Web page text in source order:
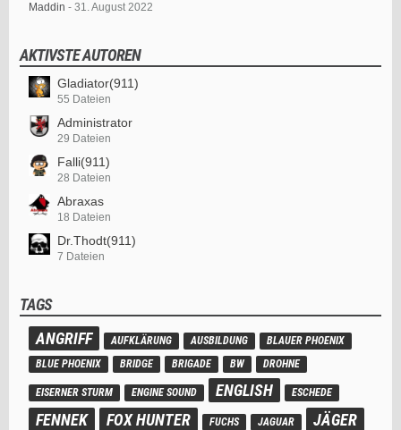
Maddin - 31. August 2022
AKTIVSTE AUTOREN
Gladiator(911)
55 Dateien
Administrator
29 Dateien
Falli(911)
28 Dateien
Abraxas
18 Dateien
Dr.Thodt(911)
7 Dateien
TAGS
ANGRIFF
AUFKLÄRUNG AUSBILDUNG
BLAUER PHOENIX
BLUE PHOENIX
BRIDGE BRIGADE BW DROHNE
EISERNER STURM ENGINE SOUND ENGLISH ESCHEDE
FENNEK FOX HUNTER FUCHS JAGUAR
JÄGER